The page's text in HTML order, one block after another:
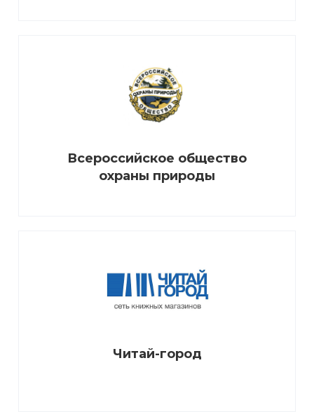
Всероссийское общество
охраны природы
Читай-город